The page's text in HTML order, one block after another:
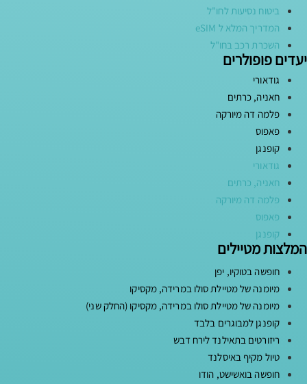
ביטוח נסיעות לחו"ל
המדריך המלא ל eSIM
השכרת רכב בחו"ל
יעדים פופולרים
גודאורי
חאניה, כרתים
פלמה דה מיורקה
פאפוס
קופנגן
גודאורי
חאניה, כרתים
פלמה דה מיורקה
פאפוס
קופנגן
המלצות מטיילים
חופשה בטוקיו, יפן
מיומנה של מטיילת סולו במרידה, מקסיקו
מיומנה של מטיילת סולו במרידה, מקסיקו (החלק שני)
קופנגן למבוגרים בלבד
ריזורטים בתאילנד לירח דבש
טיול מקיף באיסלנד
חופשה בואשישט, הודו